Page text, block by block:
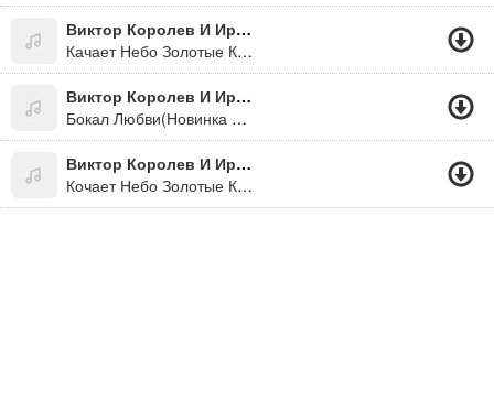
Виктор Королев И Ирина Круг
Качает Небо Золотые Купола.
Виктор Королев И Ирина Круг
Бокал Любви(Новинка Июль 2011)
Виктор Королев И Ирина Круг
Кочает Небо Золотые Купола